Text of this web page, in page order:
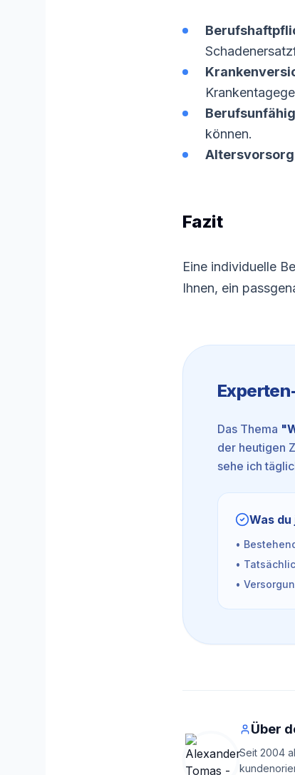
können.
Fazit
Eine individuelle
Ihnen, ein
Das Thema "
der heutigen
sehe ich
Was
•
•
•
Über
Seit 2004